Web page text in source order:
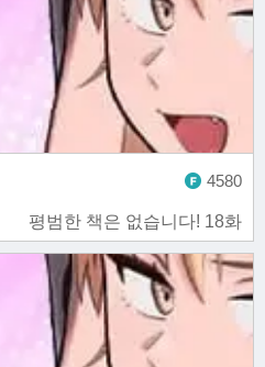
평범한 책은 없습니다! 18화
4580